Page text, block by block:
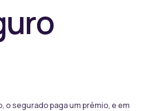
segurado paga um prêmio, e em